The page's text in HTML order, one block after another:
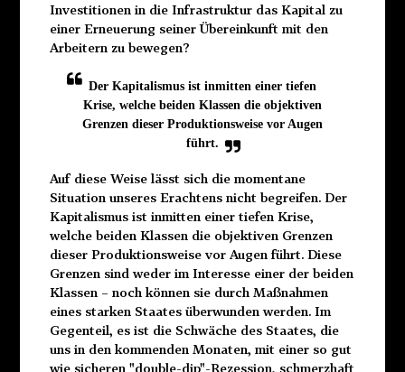
Investitionen in die Infrastruktur das Kapital zu
einer Erneuerung seiner Übereinkunft mit den
Arbeitern zu bewegen?
Der Kapitalismus ist inmitten einer tiefen
Krise, welche beiden Klassen die objektiven
Grenzen dieser Produktionsweise vor Augen
führt.
Auf diese Weise lässt sich die momentane
Situation unseres Erachtens nicht begreifen. Der
Kapitalismus ist inmitten einer tiefen Krise,
welche beiden Klassen die objektiven Grenzen
dieser Produktionsweise vor Augen führt. Diese
Grenzen sind weder im Interesse einer der beiden
Klassen – noch können sie durch Maßnahmen
eines starken Staates überwunden werden. Im
Gegenteil, es ist die Schwäche des Staates, die
uns in den kommenden Monaten, mit einer so gut
wie sicheren "double-dip"-Rezession, schmerzhaft